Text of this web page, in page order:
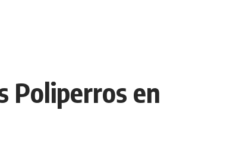
Poliperros en